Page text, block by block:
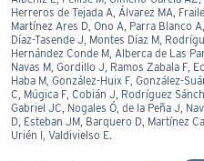
Herreros de Tejada A, Álvarez MA,
Martínez Ares D, Ono A, Parra Blanco
Díaz-Tasende J, Montes Díaz M,
Hernández Conde M, Alberca de Las
Navas M, Gordillo J, Ramos Zabala F,
Haba M, González-Huix F, González-
C, Múgica F, Cobián J, Rodríguez
Gabriel JC, Nogales Ó, de la Peña J,
D, Esteban JM, Barquero D, Martínez
Urién I, Valdivielso E.